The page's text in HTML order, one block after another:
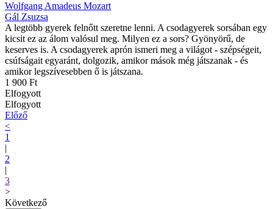
Wolfgang Amadeus Mozart
Gál Zsuzsa
A legtöbb gyerek felnőtt szeretne lenni. A csodagyerek sorsában egy
kicsit ez az álom valósul meg. Milyen ez a sors? Gyönyörű, de
keserves is. A csodagyerek aprón ismeri meg a világot - szépségeit,
csúfságait egyaránt, dolgozik, amikor mások még játszanak - és
amikor legszívesebben ő is játszana.
1 900 Ft
Elfogyott
Elfogyott
Előző
<
1
|
2
|
3
>
Következő